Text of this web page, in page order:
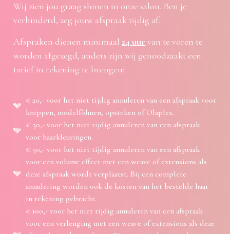
Wij zien jou graag shinen in onze salon. Ben je
verhinderd, zeg jouw afspraak tijdig af.
Afspraken dienen minimaal24 uur van te voren te
worden afgezegd, anders zijn wij genoodzaakt een
tarief in rekening te brengen:
€ 20,- voor het niet tijdig annuleren van een afspraak voor
knippen, modelföhnen, opsteken of Olaplex.
€ 50,- voor het niet tijdig annuleren van een afspraak
voor haarkleuringen.
€ 50,- voor het niet tijdig annuleren van een afspraak
voor een volume effect met een weave of extensions als
deze afspraak wordt verplaatst. Bij een complete
annulering worden ook de kosten van het bestelde haar
in rekening gebracht.
€ 100,- voor het niet tijdig annuleren van een afspraak
voor een verlenging met een weave of extensions als deze